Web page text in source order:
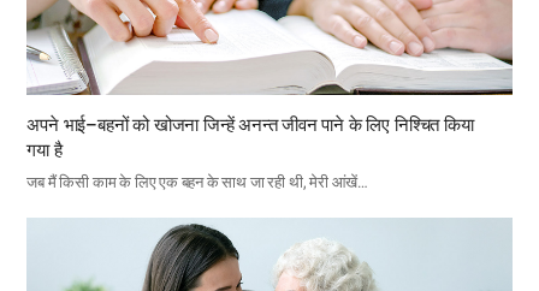
अपने भाई–बहनों को खोजना जिन्हें अनन्त जीवन पाने के लिए निश्चित किया
गया है
जब मैं किसी काम के लिए एक बहन के साथ जा रही थी, मेरी आंखें…